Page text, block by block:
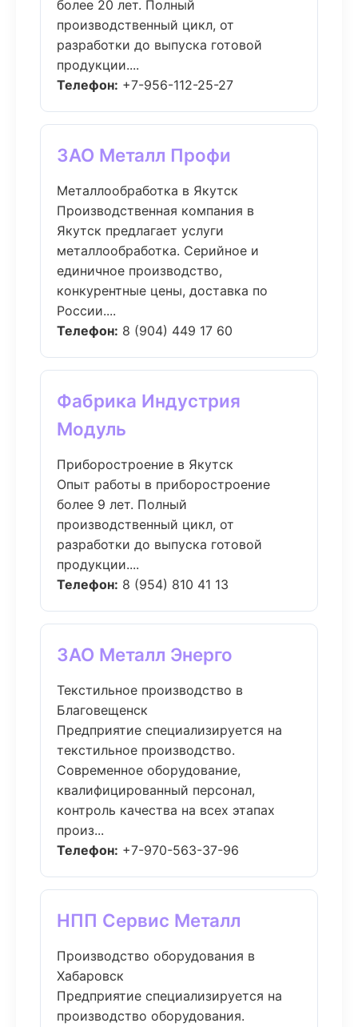
более 20 лет. Полный
производственный цикл, от
разработки до выпуска готовой
продукции....
Телефон: +7-956-112-25-27
ЗАО Металл Профи
Металлообработка в Якутск
Производственная компания в
Якутск предлагает услуги
металлообработка. Серийное и
единичное производство,
конкурентные цены, доставка по
России....
Телефон: 8 (904) 449 17 60
Фабрика Индустрия
Модуль
Приборостроение в Якутск
Опыт работы в приборостроение
более 9 лет. Полный
производственный цикл, от
разработки до выпуска готовой
продукции....
Телефон: 8 (954) 810 41 13
ЗАО Металл Энерго
Текстильное производство в
Благовещенск
Предприятие специализируется на
текстильное производство.
Современное оборудование,
квалифицированный персонал,
контроль качества на всех этапах
произ...
Телефон: +7-970-563-37-96
НПП Сервис Металл
Производство оборудования в
Хабаровск
Предприятие специализируется на
производство оборудования.